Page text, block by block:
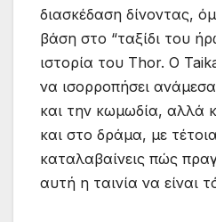
διασκέδαση δίνοντας,
βάση στο “ταξίδι του
ιστορία του Thor. O
να ισορροπήσει
και την κωμωδία, αλλά
και στο δράμα, με
καταλαβαίνεις πώς
αυτή η ταινία να είναι